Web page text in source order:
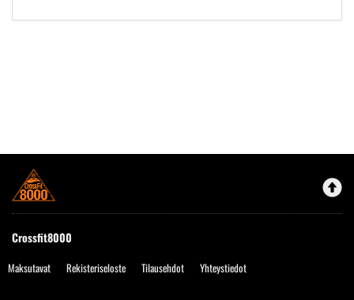
Crossfit8000
Maksutavat Rekisteriseloste Tilausehdot Yhteystiedot